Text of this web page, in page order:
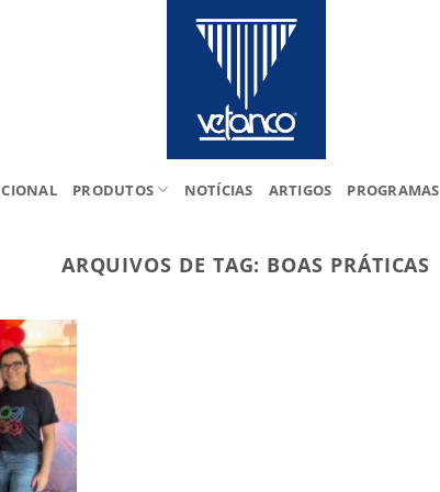
PRODUTOS NOTÍCIAS ARTIGOS PROGRAMAS
ARQUIVOS DE TAG: BOAS PRÁTICAS